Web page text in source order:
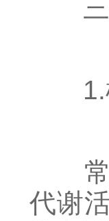
三
1.
常
代谢